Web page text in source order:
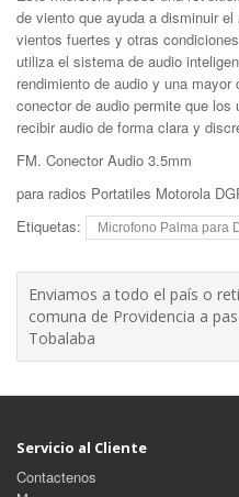
de viento que ayuda a disminuir
vientos fuertes y otras
utiliza el sistema de audio
rendimiento de audio y una
conector de audio permite que
recibir audio de forma clara y
FM. Conector Audio 3.5mm
para radios Portatiles Motorola
Etiquetas:
Microfono Palma para
Enviamos a todo el país o
comuna de Providencia a
Tobalaba
Servicio al Cliente
Contactenos